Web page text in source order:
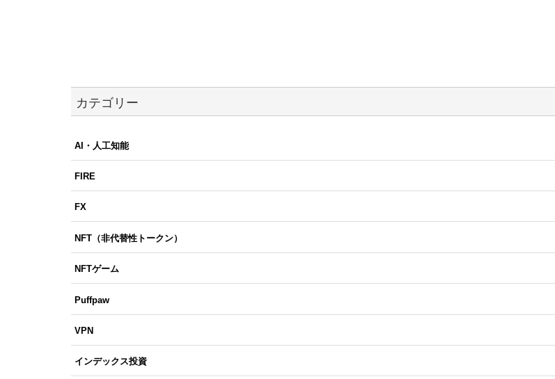
カテゴリー
AI・人工知能
FIRE
FX
NFT（非代替性トークン）
NFTゲーム
Puffpaw
VPN
インデックス投資